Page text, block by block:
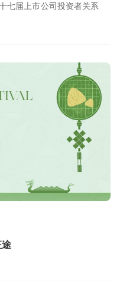
七届上市公司投资者关系
途